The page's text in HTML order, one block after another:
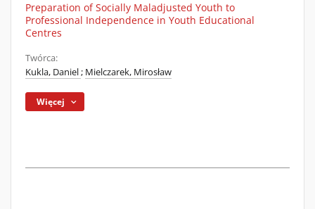
Preparation of Socially Maladjusted Youth to
Professional Independence in Youth Educational
Centres
Twórca:
Kukla, Daniel; Mielczarek, Mirosław
Więcej